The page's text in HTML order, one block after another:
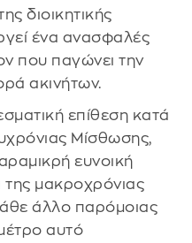
διοικητικής
ένα ανασφαλές
που παγώνει την
ακινήτων.
επίθεση κατά
Μίσθωσης,
ευνοική
μακροχρόνιας
άλλο παρόμοιας
αυτό